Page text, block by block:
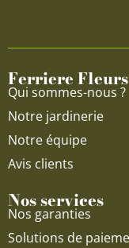
Ferriere Fleurs
Qui sommes-nous ?
Notre jardinerie
Notre équipe
Avis clients
Nos services
Nos garanties
Solutions de